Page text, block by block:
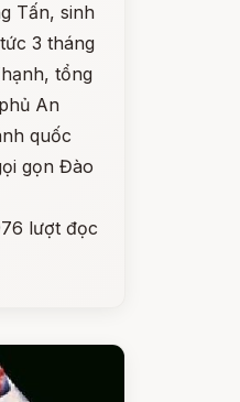
Tấn, sinh
3 tháng
tổng
An
quốc
gọn Đào
lượt đọc